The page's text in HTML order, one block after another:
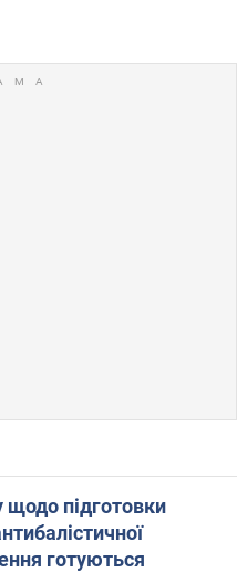
щодо підготовки
готуються